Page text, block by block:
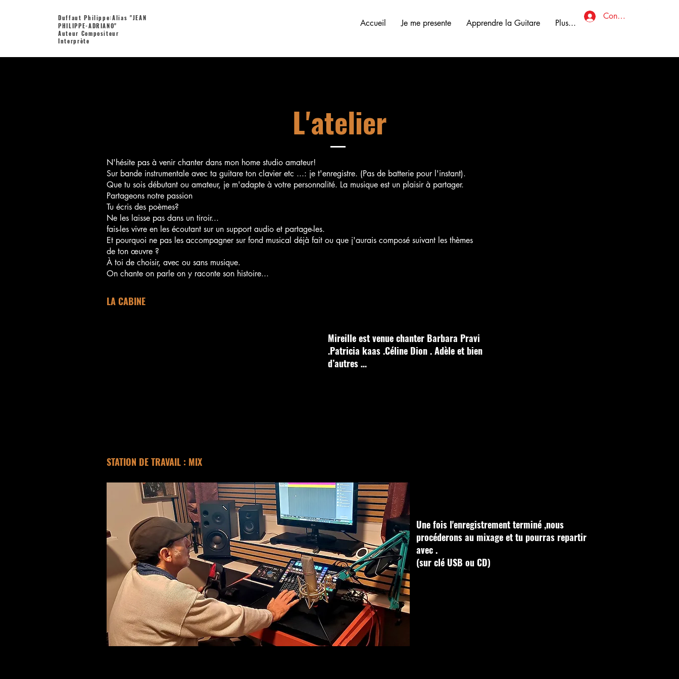
Duffaut Philippe:Alias "JEAN
PHILIPPE-ADRIANO"
Auteur Compositeur
Interprète
Accueil Je me presente Apprendre la Guitare Plus...
Connexion
L'atelier
N'hésite pas à venir chanter dans mon home studio amateur!
Sur bande instrumentale avec ta guitare ton clavier etc ...: je t'enregistre. (Pas de batterie pour l'instant).
Que tu sois débutant ou amateur, je m'adapte à votre personnalité. La musique est un plaisir à partager.
Partageons notre passion
Tu écris des poèmes?
Ne les laisse pas dans un tiroir...
fais-les vivre en les écoutant sur un support audio et partage-les.
Et pourquoi ne pas les accompagner sur fond musical déjà fait ou que j'aurais composé suivant les thèmes
de ton œuvre ?
À toi de choisir, avec ou sans musique.
On chante on parle on y raconte son histoire...
LA CABINE
Mireille est venue chanter Barbara Pravi
.Patricia kaas .Céline Dion . Adèle et bien
d’autres …
STATION DE TRAVAIL : MIX
Une fois l'enregistrement terminé ,nous
procéderons au mixage et tu pourras repartir
avec .
(sur clé USB ou CD)